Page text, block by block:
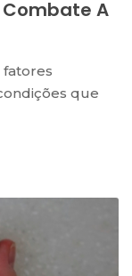
Combate A
fatores
que